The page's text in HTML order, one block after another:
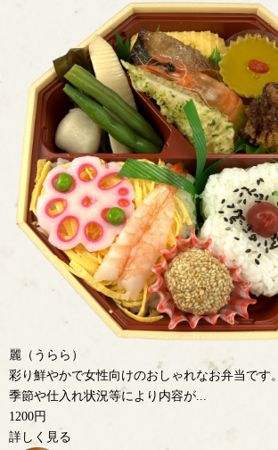
麗（うらら）
彩り鮮やかで女性向けのおしゃれなお弁当です。
季節や仕入れ状況等により内容が...
1200円
詳しく見る